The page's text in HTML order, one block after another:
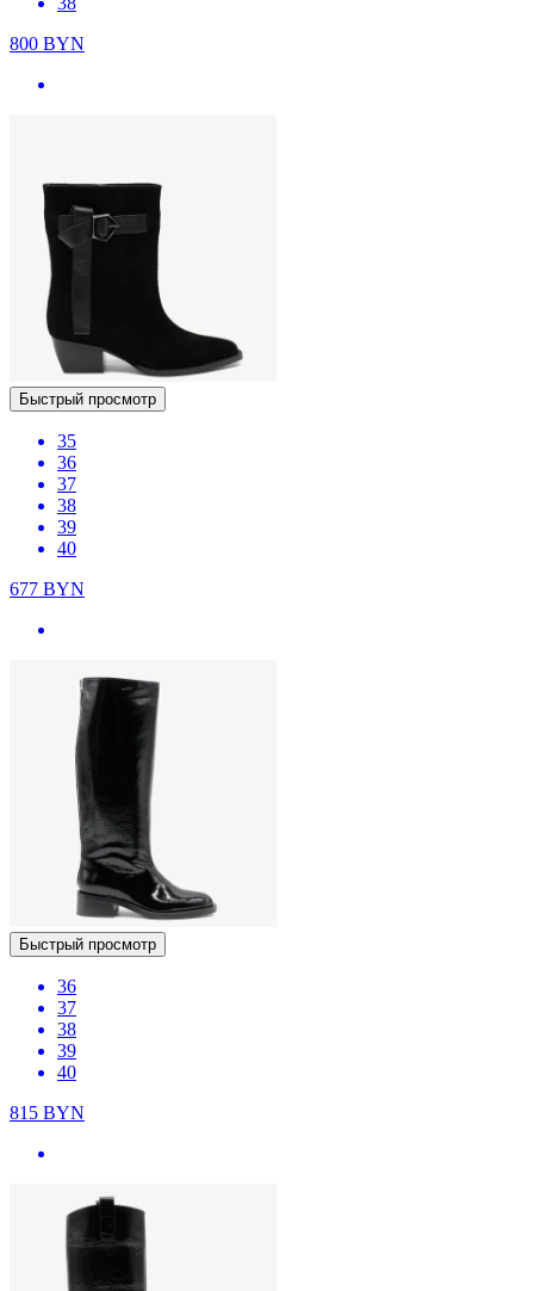
800 BYN
Быстрый просмотр
35
36
37
38
39
40
677 BYN
Быстрый просмотр
36
37
38
39
40
815 BYN